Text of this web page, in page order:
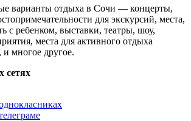
варианты отдыха в Сочи — концерты,
для экскурсий, места,
с ребенком, выставки, театры, шоу,
места для активного отдыха
и многое другое.
сетях